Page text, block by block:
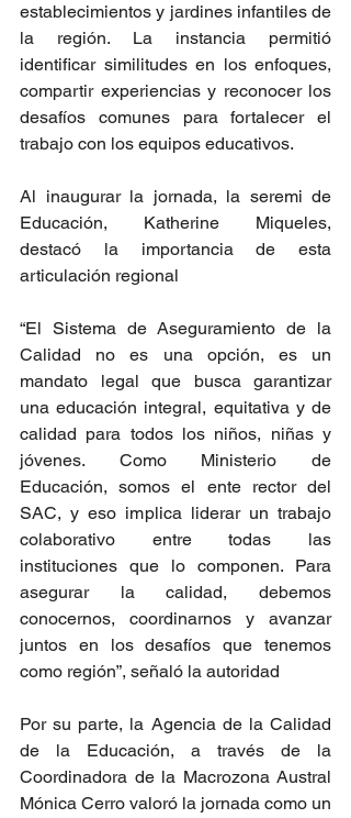
establecimientos y jardines infantiles de
la región. La instancia permitió
identificar similitudes en los enfoques,
compartir experiencias y reconocer los
desafíos comunes para fortalecer el
trabajo con los equipos educativos.
Al inaugurar la jornada, la seremi de
Educación, Katherine Miqueles,
destacó la importancia de esta
articulación regional
“El Sistema de Aseguramiento de la
Calidad no es una opción, es un
mandato legal que busca garantizar
una educación integral, equitativa y de
calidad para todos los niños, niñas y
jóvenes. Como Ministerio de
Educación, somos el ente rector del
SAC, y eso implica liderar un trabajo
colaborativo entre todas las
instituciones que lo componen. Para
asegurar la calidad, debemos
conocernos, coordinarnos y avanzar
juntos en los desafíos que tenemos
como región”, señaló la autoridad
Por su parte, la Agencia de la Calidad
de la Educación, a través de la
Coordinadora de la Macrozona Austral
Mónica Cerro valoró la jornada como un